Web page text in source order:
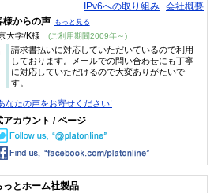
IPv6への取り組み 会社概要
様からの声 もっと見る
大学/K様 (ご利用期間2009年～)
請求書払いに対応していただいているので利用
しております。メールでの問い合わせにも丁寧
に対応していただけるので大変ありがたいで
す。
なたの声をお寄せください!
アカウント / ページ
っとホーム社製品